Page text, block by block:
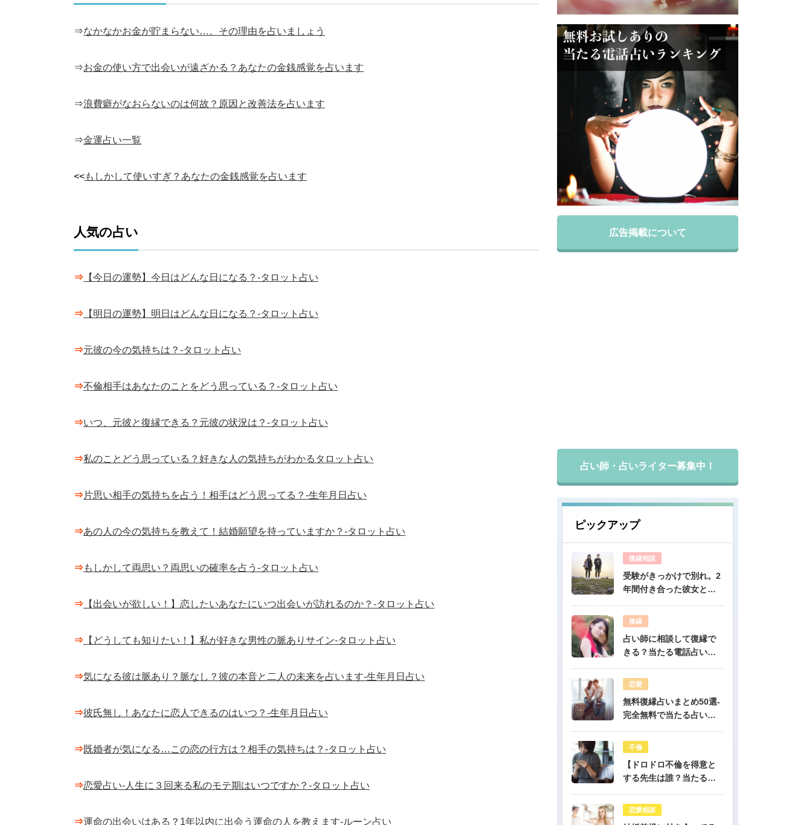
⇒なかなかお金が貯まらない…。その理由を占いましょう
⇒お金の使い方で出会いが遠ざかる？あなたの金銭感覚を占います
⇒浪費癖がなおらないのは何故？原因と改善法を占います
⇒金運占い一覧
<<もしかして使いすぎ？あなたの金銭感覚を占います
人気の占い
⇒ 【今日の運勢】今日はどんな日になる？-タロット占い
⇒ 【明日の運勢】明日はどんな日になる？-タロット占い
⇒元彼の今の気持ちは？-タロット占い
⇒不倫相手はあなたのことをどう思っている？-タロット占い
⇒いつ、元彼と復縁できる？元彼の状況は？-タロット占い
⇒私のことどう思っている？好きな人の気持ちがわかるタロット占い
⇒片思い相手の気持ちを占う！相手はどう思ってる？-生年月日占い
⇒あの人の今の気持ちを教えて！結婚願望を持っていますか？-タロット占い
⇒もしかして両思い？両思いの確率を占う-タロット占い
⇒ 【出会いが欲しい！】恋したいあなたにいつ出会いが訪れるのか？-タロット占い
⇒ 【どうしても知りたい！】私が好きな男性の脈ありサイン-タロット占い
⇒気になる彼は脈あり？脈なし？彼の本音と二人の未来を占います-生年月日占い
⇒彼氏無し！あなたに恋人できるのはいつ？-生年月日占い
⇒既婚者が気になる…この恋の行方は？相手の気持ちは？-タロット占い
⇒恋愛占い-人生に３回来る私のモテ期はいつですか？-タロット占い
⇒運命の出会いはある？1年以内に出会う運命の人を教えます-ルーン占い
広告掲載について
占い師・占いライター募集中！
ピックアップ
復縁相談
受験がきっかけで別れ。2
年間付き合った彼女と復
無料占い
復縁
占い師に相談して復縁で
きる？当たる電話占い先
恋愛
無料復縁占いまとめ50選-
完全無料で当たる占いだ
不倫
【ドロドロ不倫を得意と
する先生は誰？当たる電
恋愛相談